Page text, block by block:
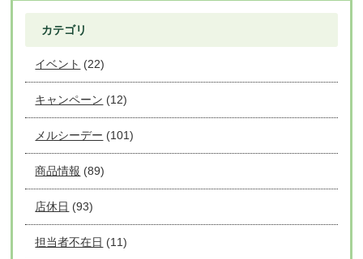
カテゴリ
イベント (22)
キャンペーン (12)
メルシーデー (101)
商品情報 (89)
店休日 (93)
担当者不在日 (11)